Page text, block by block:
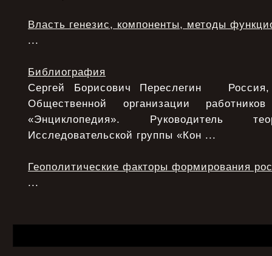
Власть генезис, компоненты, методы
...
Библиография
Сергей Борисович Переслегин Россия,
Общественной организации
«Энциклопедия». Руководитель
Исследовательской группы «Кон ...
Геополитические факторы формирования
...